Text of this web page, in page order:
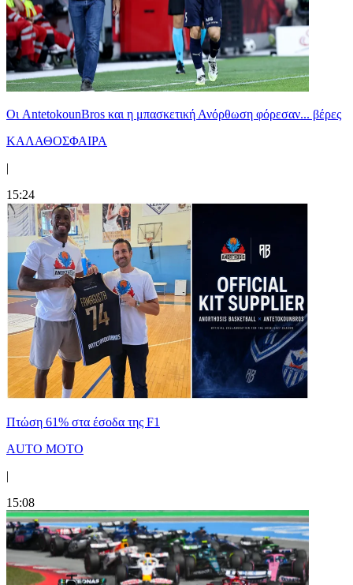
Oι AntetokounBros και η μπασκετική Ανόρθωση φόρεσαν... βέρες
ΚΑΛΑΘΟΣΦΑΙΡΑ
|
15:24
Πτώση 61% στα έσοδα της F1
AUTO MOTO
|
15:08